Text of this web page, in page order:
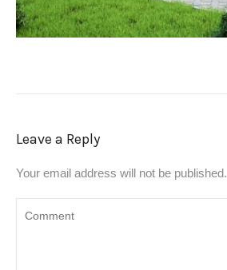
Leave a Reply
Your email address will not be published.